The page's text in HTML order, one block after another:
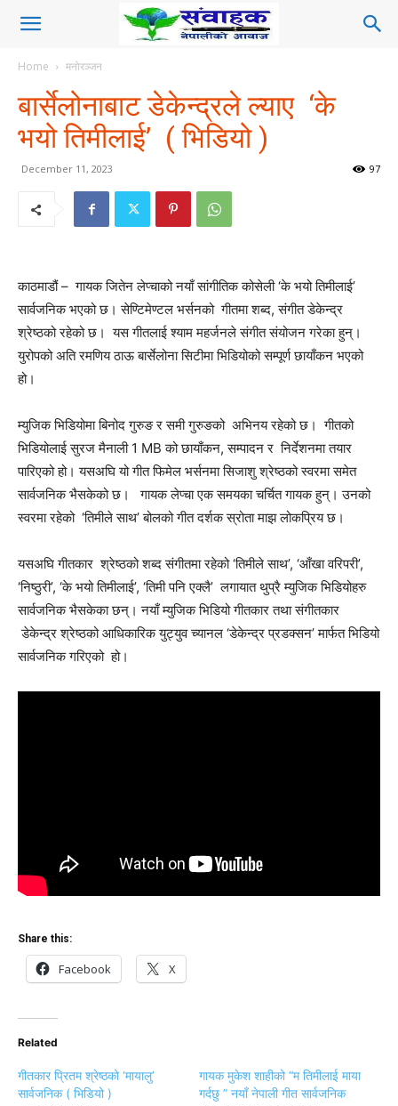
Home मनोरञ्जन
बार्सेलोनाबाट डेकेन्द्रले ल्याए ‘के
भयो तिमीलाई’ ( भिडियो )
December 11, 2023 97
काठमाडौं – गायक जितेन लेप्चाको नयाँ सांगीतिक कोसेली ‘के भयो तिमीलाई’
सार्वजनिक भएको छ। सेण्टिमेण्टल भर्सनको गीतमा शब्द, संगीत डेकेन्द्र
श्रेष्ठको रहेको छ। यस गीतलाई श्याम महर्जनले संगीत संयोजन गरेका हुन्।
युरोपको अति रमणिय ठाऊ बार्सेलोना सिटीमा भिडियोको सम्पूर्ण छायाँकन भएको
हो।
म्युजिक भिडियोमा बिनोद गुरुङ र समी गुरुङको अभिनय रहेको छ। गीतको
भिडियोलाई सुरज मैनाली 1 MB को छायाँकन, सम्पादन र निर्देशनमा तयार
पारिएको हो। यसअघि यो गीत फिमेल भर्सनमा सिजाशु श्रेष्ठको स्वरमा समेत
सार्वजनिक भैसकेको छ। गायक लेप्चा एक समयका चर्चित गायक हुन्। उनको
स्वरमा रहेको ‘तिमीले साथ’ बोलको गीत दर्शक स्रोता माझ लोकप्रिय छ।
यसअघि गीतकार श्रेष्ठको शब्द संगीतमा रहेको ‘तिमीले साथ’, ‘आँखा वरिपरी’,
‘निष्ठुरी’, ‘के भयो तिमीलाई’, ‘तिमी पनि एक्लै’ लगायात थुप्रै म्युजिक भिडियोहरु
सार्वजनिक भैसकेका छन्। नयाँ म्युजिक भिडियो गीतकार तथा संगीतकार
डेकेन्द्र श्रेष्ठको आधिकारिक युट्युव च्यानल ‘डेकेन्द्र प्रडक्सन’ मार्फत भिडियो
सार्वजनिक गरिएको हो।
Share this:
Facebook X
Related
गीतकार प्रितम श्रेष्ठको ‘मायालु’
सार्वजनिक ( भिडियो )
गायक मुकेश शाहीको “म तिमीलाई माया
गर्दछु ” नयाँ नेपाली गीत सार्वजनिक